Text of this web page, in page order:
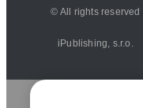
© All rights reserved
iPublishing, s.r.o.